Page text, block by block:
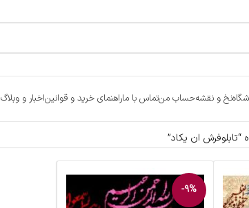
نخ و نقشهحساب منتماس با ماراهنمای خرید و قوانیناخبار و وبلاگ
ان یکاد”
-9%